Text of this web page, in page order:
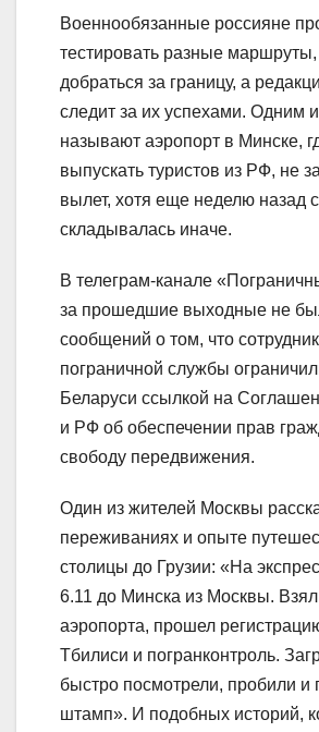
Военнообязанные россияне
тестировать разные
добраться за границу, а
следит за их успехами. Одним
называют аэропорт в Минске,
выпускать туристов из РФ, не
вылет, хотя еще неделю назад
складывалась иначе.
В телеграм-канале
за прошедшие выходные не
сообщений о том, что
пограничной службы
Беларуси ссылкой на
и РФ об обеспечении прав
свободу передвижения.
Один из жителей Москвы
переживаниях и опыте
столицы до Грузии: «На
6.11 до Минска из Москвы. Взял
аэропорта, прошел
Тбилиси и погранконтроль.
быстро посмотрели, пробили и
штамп». И подобных историй,